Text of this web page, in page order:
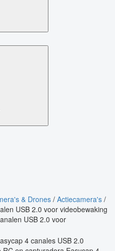
& Drones / Actiecamera's /
USB 2.0 voor videobewaking